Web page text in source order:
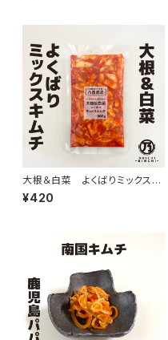
大根＆白菜 よくばりミックスキ
ムチ
¥420